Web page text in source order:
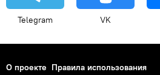
Telegram VK
О проекте Правила использования